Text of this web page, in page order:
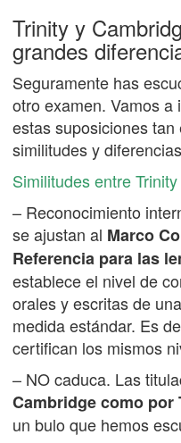
Trinity y
grandes
Seguramente has
otro examen. Vamos
estas suposiciones
similitudes y
Similitudes entre
– Reconocimiento
se ajustan al Marco
Referencia para las
establece el nivel de
orales y escritas de
medida estándar. Es
certifican los mismos
– NO caduca. Las
Cambridge como por
un bulo que hemos